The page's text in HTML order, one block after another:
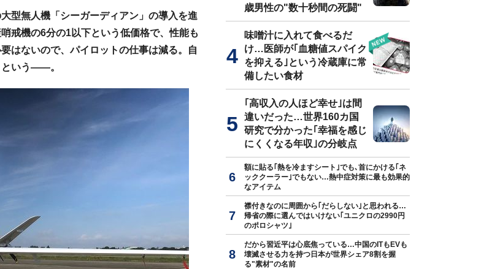
型無人機「シーガーディアン」の導入を進
戒機の6分の1以下という低価格で、性能も
はないので、パイロットの仕事は減る。自
という――。
歳男性の"数十秒間の死闘"
味噌汁に入れて食べるだ
け…医師が｢血糖値スパイク
を抑える｣という冷蔵庫に常
備したい食材
｢高収入の人ほど幸せ｣は間
違いだった…世界160カ国
研究で分かった｢幸福を感じ
にくくなる年収｣の分岐点
額に貼る｢熱を冷ますシート｣でも､首にかける｢ネ
ッククーラー｣でもない…熱中症対策に最も効果的
なアイテム
襟付きなのに周囲から｢だらしない｣と思われる…
帰省の際に選んではいけない｢ユニクロの2990円
のポロシャツ｣
だから習近平は心底焦っている…中国のITもEVも
壊滅させる力を持つ日本が世界シェア8割を握
る"素材"の名前